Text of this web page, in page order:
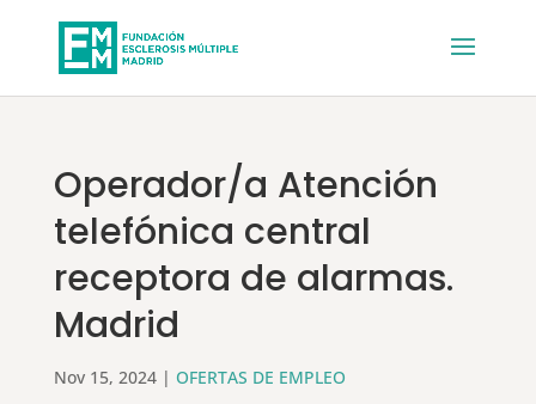
Operador/a Atención
telefónica central
receptora de alarmas.
Madrid
Nov 15, 2024| OFERTAS DE EMPLEO